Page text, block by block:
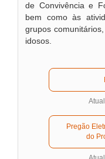
de Convivência e
bem como às
grupos
idosos.
do